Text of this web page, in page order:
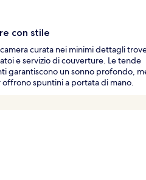
con stile
curata nei minimi dettagli
e servizio di couverture. Le tende
garantiscono un sonno profondo,
offrono spuntini a portata di mano.